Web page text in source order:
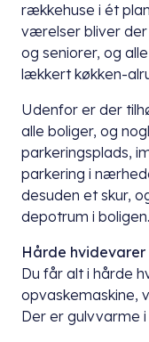
rækkehuse i ét
værelser bliver der
og seniorer, og
lækkert køkken-
Udenfor er der
alle boliger, og
parkeringsplads,
parkering i
desuden et skur,
depotrum i boligen.
Hårde hvidevarer
Du får alt i hårde
opvaskemaskine,
Der er gulvvarme i